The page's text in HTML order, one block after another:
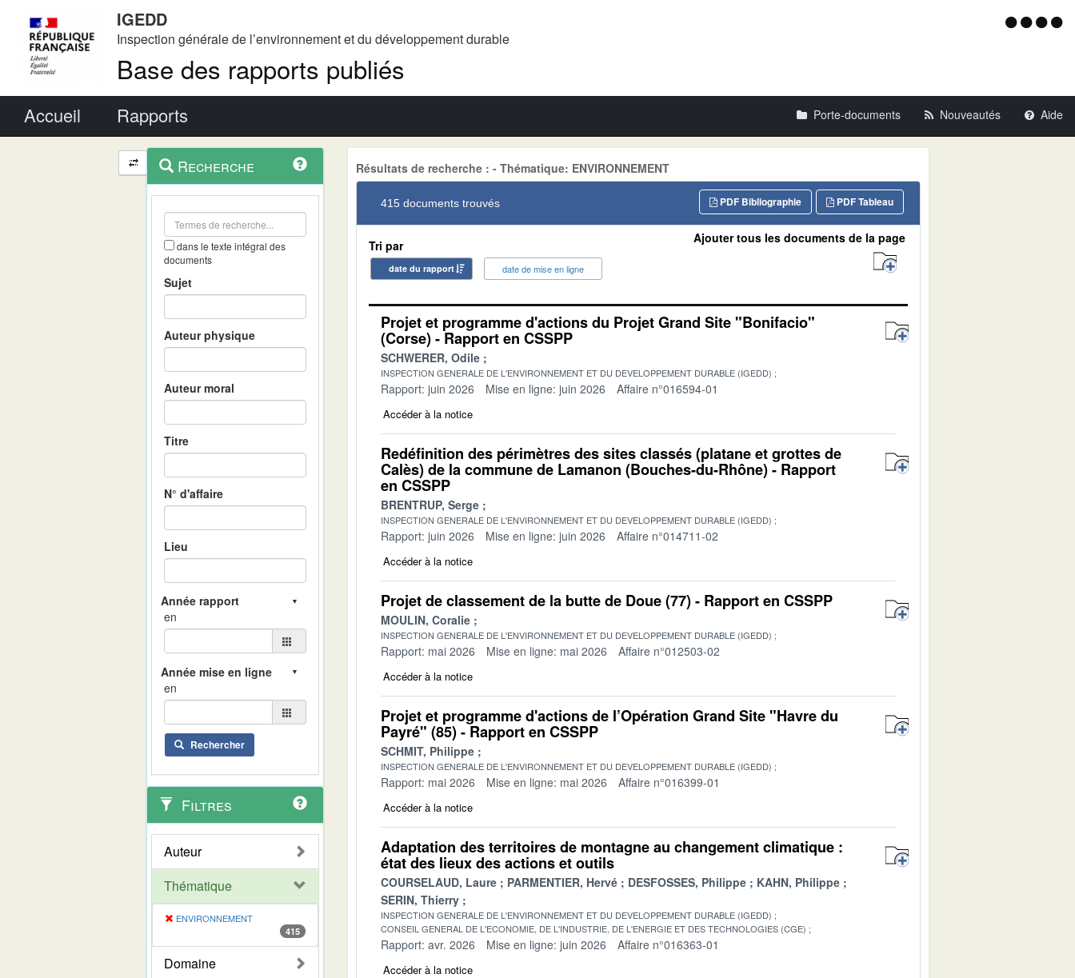
IGEDD
Inspection générale de l’environnement et du développement durable
Base des rapports publiés
Menu
Accueil Rapports Porte-documents Nouveautés Aide
Navigation
et
outils
contextuel
Recherche
dans le texte intégral des
documents
Sujet
Auteur physique
Auteur moral
Titre
N° d'affaire
Lieu
en
en
Rechercher
Filtres
Auteur
Thématique
ENVIRONNEMENT
415
Domaine
Résultats de recherche : - Thématique: ENVIRONNEMENT
415 documents trouvés PDF Tableau
PDF Bibliographie
Tri par
date du rapport date de mise en ligne
Ajouter tous les documents de la page
Projet et programme d'actions du Projet Grand Site "Bonifacio"
(Corse) - Rapport en CSSPP
SCHWERER, Odile
INSPECTION GENERALE DE L'ENVIRONNEMENT ET DU DEVELOPPEMENT DURABLE (IGEDD)
Rapport: juin 2026 Mise en ligne: juin 2026 Affaire n°016594-01
Accéder à la notice
Redéfinition des périmètres des sites classés (platane et grottes de
Calès) de la commune de Lamanon (Bouches-du-Rhône) - Rapport
en CSSPP
BRENTRUP, Serge
INSPECTION GENERALE DE L'ENVIRONNEMENT ET DU DEVELOPPEMENT DURABLE (IGEDD)
Rapport: juin 2026 Mise en ligne: juin 2026 Affaire n°014711-02
Accéder à la notice
Projet de classement de la butte de Doue (77) - Rapport en CSSPP
MOULIN, Coralie
INSPECTION GENERALE DE L'ENVIRONNEMENT ET DU DEVELOPPEMENT DURABLE (IGEDD)
Rapport: mai 2026 Mise en ligne: mai 2026 Affaire n°012503-02
Accéder à la notice
Projet et programme d'actions de l’Opération Grand Site "Havre du
Payré" (85) - Rapport en CSSPP
SCHMIT, Philippe
INSPECTION GENERALE DE L'ENVIRONNEMENT ET DU DEVELOPPEMENT DURABLE (IGEDD)
Rapport: mai 2026 Mise en ligne: mai 2026 Affaire n°016399-01
Accéder à la notice
Adaptation des territoires de montagne au changement climatique :
état des lieux des actions et outils
COURSELAUD, Laure PARMENTIER, Hervé DESFOSSES, Philippe
KAHN, Philippe
SERIN, Thierry
INSPECTION GENERALE DE L'ENVIRONNEMENT ET DU DEVELOPPEMENT DURABLE (IGEDD)
CONSEIL GENERAL DE L'ECONOMIE, DE L'INDUSTRIE, DE L'ENERGIE ET DES TECHNOLOGIES (CGE)
Rapport: avr. 2026 Mise en ligne: juin 2026 Affaire n°016363-01
Accéder à la notice